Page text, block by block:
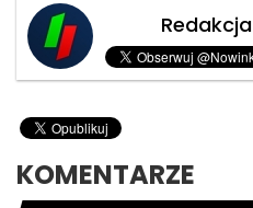
Redakcja
KOMENTARZE